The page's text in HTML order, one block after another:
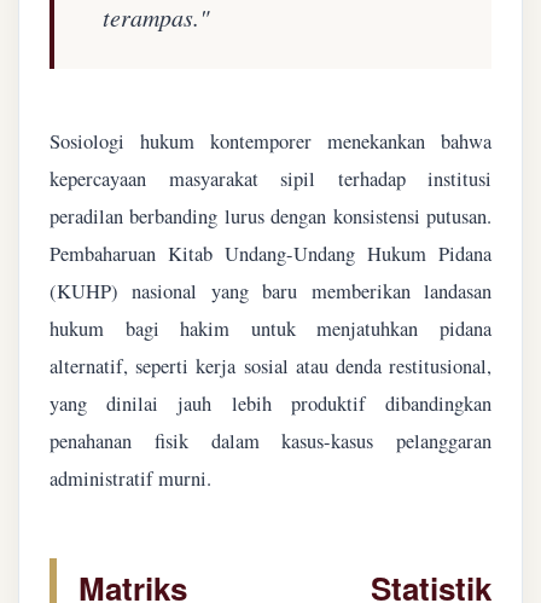
terampas."
Sosiologi hukum kontemporer menekankan bahwa
kepercayaan masyarakat sipil terhadap institusi
peradilan berbanding lurus dengan konsistensi putusan.
Pembaharuan Kitab Undang-Undang Hukum Pidana
(KUHP) nasional yang baru memberikan landasan
hukum bagi hakim untuk menjatuhkan pidana
alternatif, seperti kerja sosial atau denda restitusional,
yang dinilai jauh lebih produktif dibandingkan
penahanan fisik dalam kasus-kasus pelanggaran
administratif murni.
Matriks Statistik